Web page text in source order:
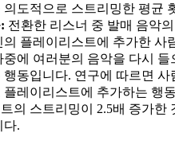
의도적으로 스트리밍한 평균
전환한 리스너 중 발매 음악
의 플레이리스트에 추가한 사
중에 여러분의 음악을 다시 들
행동입니다. 연구에 따르면 사
플레이리스트에 추가하는 행
의 스트리밍이 2.5배 증가한
다.